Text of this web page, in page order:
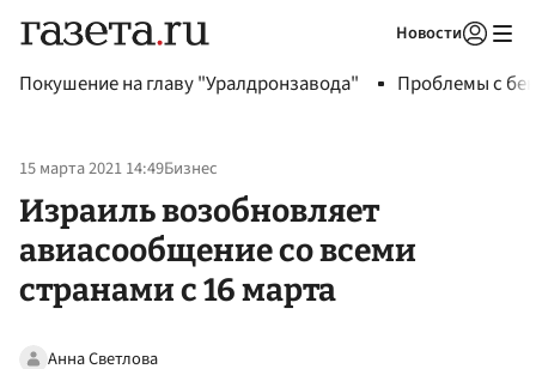
Новости
Покушение на главу "Уралдронзавода" Проблемы с
15 марта 2021 14:49Бизнес
Израиль возобновляет
авиасообщение со всеми
странами с 16 марта
Анна Светлова